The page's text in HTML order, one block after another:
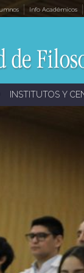
Info Académicos
INSTITUTOS Y